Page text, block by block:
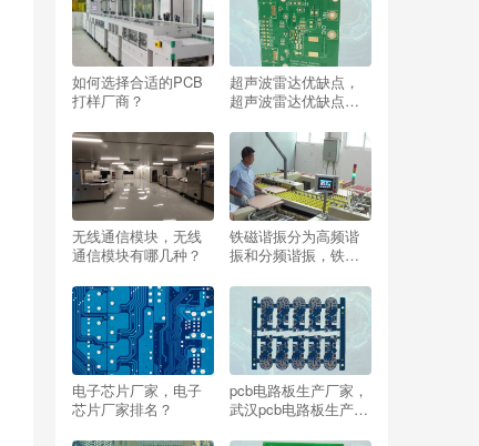
如何选择合适的PCB
打样厂商？
超声波雷达优缺点，
超声波雷达优缺点有
无线通信模块，无线
通信模块有哪几种？
铁磁谐振分为高频谐
振和分频谐振，铁磁
分频谐振吗？
电子芯片厂家，电子
芯片厂家排名？
pcb电路板生产厂家，
武汉pcb电路板生产厂